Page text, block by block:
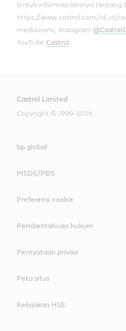
Untuk informasi lainnya tentang
https://www.castrol.com/id_id/
media kami, Instagram
YouTubeCastrol
Castrol Limited
Copyright © 1999-2026
bp global
MSDS/PDS
Preferensi cookie
Pemberitahuan hukum
Pernyataan privasi
Peta situs
Kebijakan HSE